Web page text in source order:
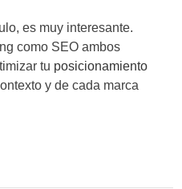
es muy interesante.
como SEO ambos
tu posicionamiento
y de cada marca